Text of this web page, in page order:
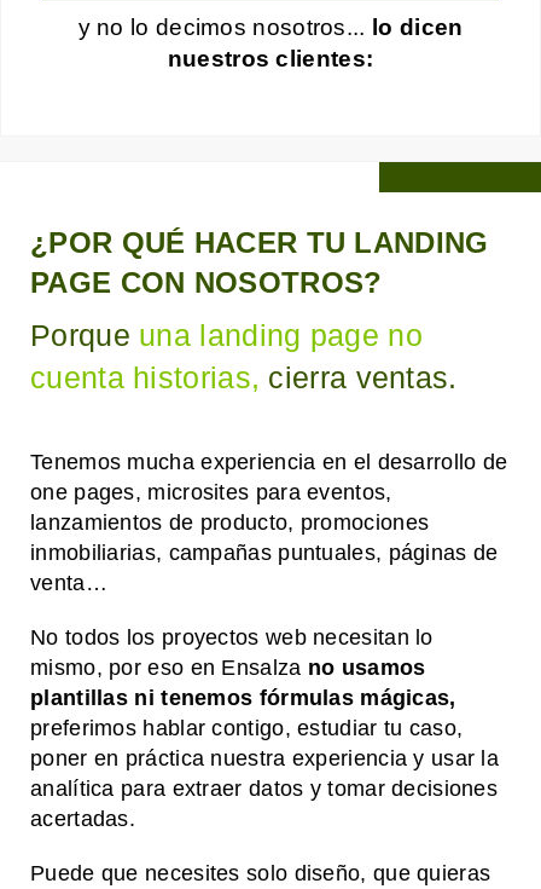
y no lo decimos nosotros... lo dicen
nuestros clientes:
¿POR QUÉ HACER TU LANDING
PAGE CON NOSOTROS?
Porque una landing page no
cuenta historias, cierra ventas.
Tenemos mucha experiencia en el desarrollo de
one pages, microsites para eventos,
lanzamientos de producto, promociones
inmobiliarias, campañas puntuales, páginas de
venta…
No todos los proyectos web necesitan lo
mismo, por eso en Ensalza no usamos
plantillas ni tenemos fórmulas mágicas,
preferimos hablar contigo, estudiar tu caso,
poner en práctica nuestra experiencia y usar la
analítica para extraer datos y tomar decisiones
acertadas.
Puede que necesites solo diseño, que quieras